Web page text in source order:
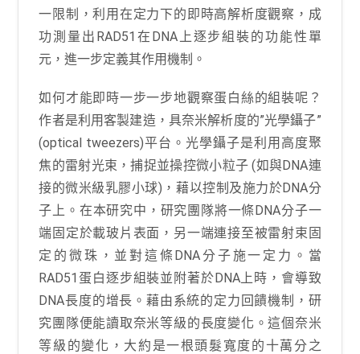
一限制，利用在定力下的即時高解析度觀察，成
功測量出RAD51在DNA上逐步組裝的功能性單
元，進一步定義其作用機制。
如何才能即時一步一步地觀察蛋白絲的組裝呢？
作者是利用客製建造，具奈米解析度的”光學鑷子”
(optical tweezers)平台。光學鑷子是利用高度聚
焦的雷射光束，捕捉並操控微小粒子 (如與DNA連
接的微米級乳膠小球)，藉以控制及施力於DNA分
子上。在本研究中，研究團隊將一條DNA分子一
端固定於載玻片表面，另一端連接至被雷射束固
定的微珠，並對這條DNA分子施一定力。當
RAD51蛋白逐步組裝並附著於DNA上時，會導致
DNA長度的增長。藉由系統的定力回饋機制，研
究團隊便能讀取奈米等級的長度變化。這個奈米
等級的變化，大約是一根頭髮寬度的十萬分之